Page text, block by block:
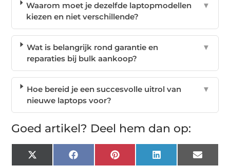
Waarom moet je dezelfde laptopmodellen
kiezen en niet verschillende?
▼
Wat is belangrijk rond garantie en
reparaties bij bulk aankoop?
▼
Hoe bereid je een succesvolle uitrol van
nieuwe laptops voor?
▼
Goed artikel? Deel hem dan op:
X FacebookPinterest LinkedIn Email